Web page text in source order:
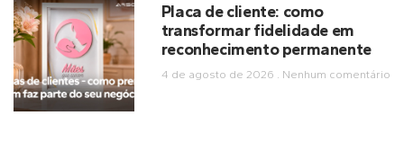
Placa de cliente: como
transformar fidelidade em
reconhecimento permanente
4 de agosto de 2026 Nenhum comentário